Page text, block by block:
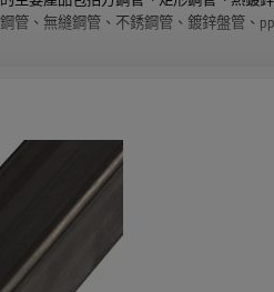
管、無縫鋼管、不銹鋼管、鍍鋅盤管、